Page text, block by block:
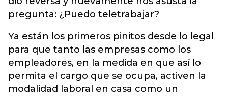
pregunta: ¿Puedo teletrabajar?
Ya están los primeros pinitos desde lo legal
para que tanto las empresas como los
empleadores, en la medida en que así lo
permita el cargo que se ocupa, activen la
modalidad laboral en casa como un